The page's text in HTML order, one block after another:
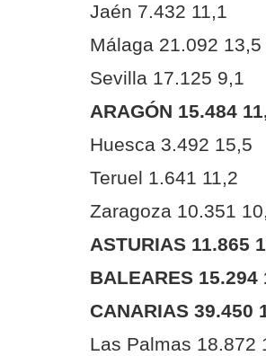
Jaén 7.432 11,1
Málaga 21.092 13,5
Sevilla 17.125 9,1
ARAGÓN 15.484
Huesca 3.492 15,5
Teruel 1.641 11,2
Zaragoza 10.351
ASTURIAS 11.865
BALEARES 15.294
CANARIAS 39.450
Las Palmas 18.872